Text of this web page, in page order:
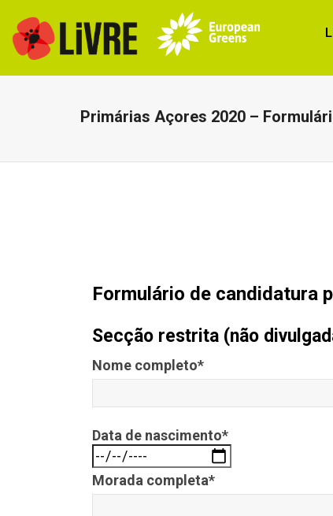
Primárias Açores 2020 –
Formulário de candidatura
Secção restrita (não
Nome completo*
Data de nascimento*
Morada completa*